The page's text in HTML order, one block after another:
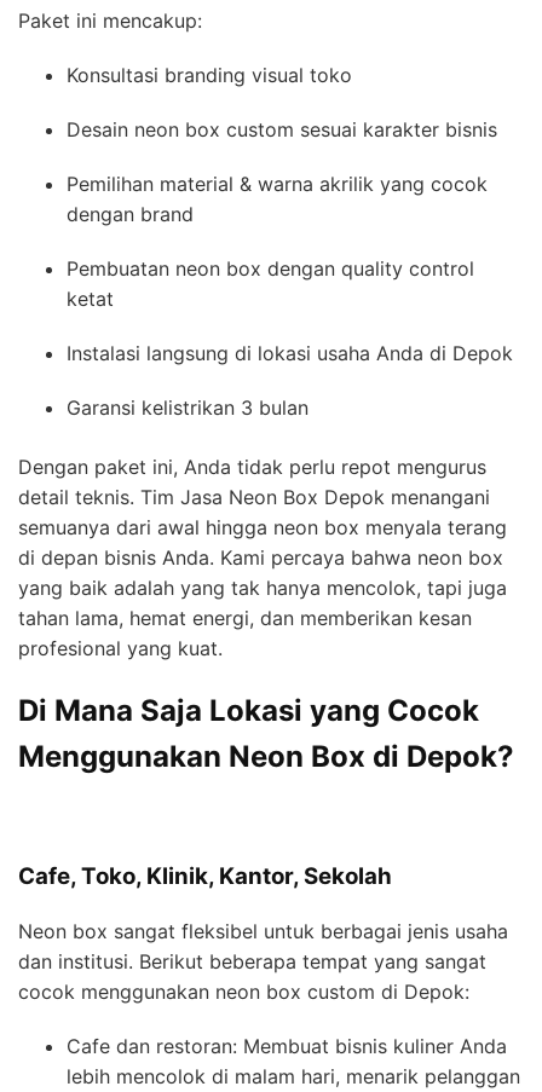
Paket ini mencakup:
Konsultasi branding visual toko
Desain neon box custom sesuai karakter bisnis
Pemilihan material & warna akrilik yang cocok
dengan brand
Pembuatan neon box dengan quality control
ketat
Instalasi langsung di lokasi usaha Anda di Depok
Garansi kelistrikan 3 bulan
Dengan paket ini, Anda tidak perlu repot mengurus
detail teknis. Tim Jasa Neon Box Depok menangani
semuanya dari awal hingga neon box menyala terang
di depan bisnis Anda. Kami percaya bahwa neon box
yang baik adalah yang tak hanya mencolok, tapi juga
tahan lama, hemat energi, dan memberikan kesan
profesional yang kuat.
Di Mana Saja Lokasi yang Cocok
Menggunakan Neon Box di Depok?
Cafe, Toko, Klinik, Kantor, Sekolah
Neon box sangat fleksibel untuk berbagai jenis usaha
dan institusi. Berikut beberapa tempat yang sangat
cocok menggunakan neon box custom di Depok:
Cafe dan restoran: Membuat bisnis kuliner Anda
lebih mencolok di malam hari, menarik pelanggan